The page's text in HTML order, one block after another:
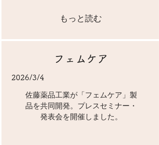
もっと読む
​フェムケア
2026/3/4
佐藤薬品工業が「フェムケア」製
品を共同開発。プレスセミナー・
発表会を開催しました。